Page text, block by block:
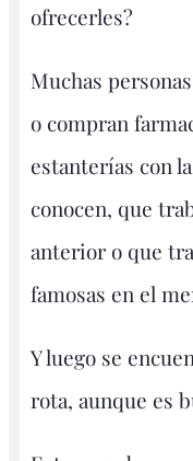
ofrecerles?
Muchas
o compran
estanterías con
conocen, que
anterior o que
famosas en el
Y luego se
rota, aunque es